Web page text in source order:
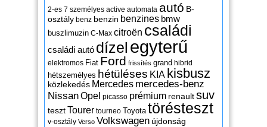
2-es 7 személyes active automata autó B-
osztály benz benzin benzines bmw
buszlimuzin C-Max citroën családi
családi autó dízel egyterű
elektromos Fiat Ford frissítés grand hibrid
hétszemélyes hétüléses KIA kisbusz
közlekedés Mercedes mercedes-benz
NissanOpel picasso prémium renaultsuv
tesztTourer tourneo Toyota törésteszt
v-osztály Verso Volkswagen újdonság